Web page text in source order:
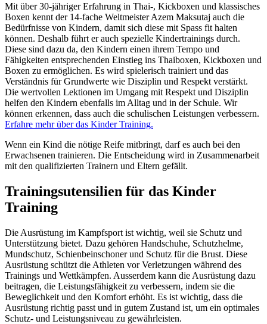
Mit über 30-jähriger Erfahrung in Thai-, Kickboxen und klassisches
Boxen kennt der 14-fache Weltmeister Azem Maksutaj auch die
Bedürfnisse von Kindern, damit sich diese mit Spass fit halten
können. Deshalb führt er auch spezielle Kindertrainings durch.
Diese sind dazu da, den Kindern einen ihrem Tempo und
Fähigkeiten entsprechenden Einstieg ins Thaiboxen, Kickboxen und
Boxen zu ermöglichen. Es wird spielerisch trainiert und das
Verständnis für Grundwerte wie Disziplin und Respekt verstärkt.
Die wertvollen Lektionen im Umgang mit Respekt und Disziplin
helfen den Kindern ebenfalls im Alltag und in der Schule. Wir
können erkennen, dass auch die schulischen Leistungen verbessern.
Erfahre mehr über das Kinder Training.
Wenn ein Kind die nötige Reife mitbringt, darf es auch bei den
Erwachsenen trainieren. Die Entscheidung wird in Zusammenarbeit
mit den qualifizierten Trainern und Eltern gefällt.
Trainingsutensilien für das Kinder
Training
Die Ausrüstung im Kampfsport ist wichtig, weil sie Schutz und
Unterstützung bietet. Dazu gehören Handschuhe, Schutzhelme,
Mundschutz, Schienbeinschoner und Schutz für die Brust. Diese
Ausrüstung schützt die Athleten vor Verletzungen während des
Trainings und Wettkämpfen. Ausserdem kann die Ausrüstung dazu
beitragen, die Leistungsfähigkeit zu verbessern, indem sie die
Beweglichkeit und den Komfort erhöht. Es ist wichtig, dass die
Ausrüstung richtig passt und in gutem Zustand ist, um ein optimales
Schutz- und Leistungsniveau zu gewährleisten.